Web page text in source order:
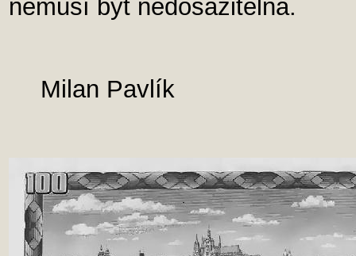
nemusí být nedosažitelná.
Milan Pavlík